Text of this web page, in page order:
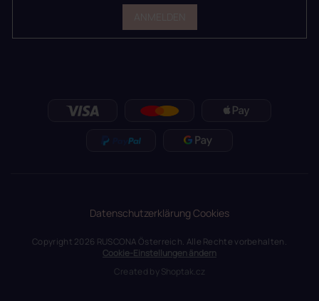
DatenschutzerklärungCookies
Copyright 2026 RUSCONA Österreich. Alle Rechte vorbehalten.
Cookie-Einstellungen ändern
Created byShoptak.cz